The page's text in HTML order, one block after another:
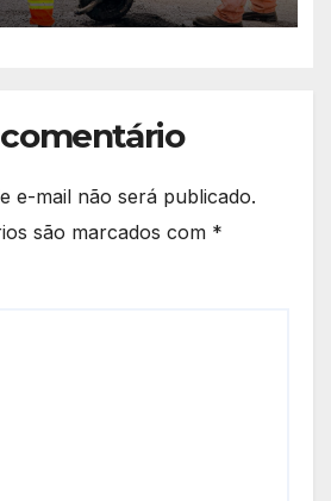
e-mail não será publicado.
são marcados com *